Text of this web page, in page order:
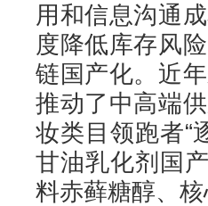
用和信息沟通
度降低库存风
链国产化。近
推动了中高端
妆类目领跑者“
甘油乳化剂国
料赤藓糖醇、核